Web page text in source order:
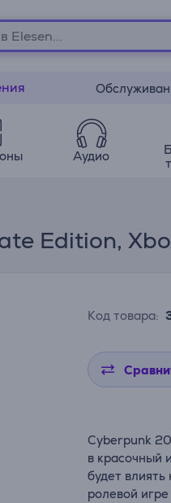
Аудио
Edition,
Код товара:
Cyberpunk
в красочный
будет
ролевой